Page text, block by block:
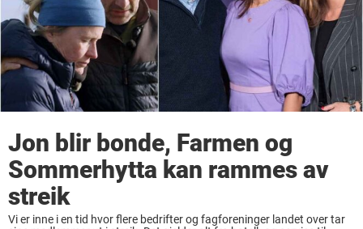
Jon blir bonde, Farmen og
Sommerhytta kan rammes av
streik
Vi er inne i en tid hvor flere bedrifter og fagforeninger landet over tar